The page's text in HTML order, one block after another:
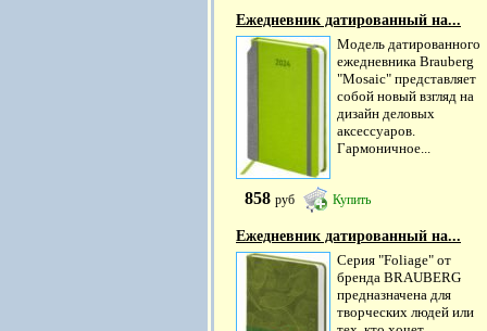
Ежедневник датированный на...
Модель датированного
ежедневника Brauberg
"Mosaic" представляет
собой новый взгляд на
дизайн деловых
аксессуаров.
Гармоничное...
858 руб Купить
Ежедневник датированный на...
Серия "Foliage" от
бренда BRAUBERG
предназначена для
творческих людей или